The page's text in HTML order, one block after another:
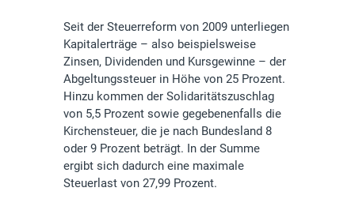
Seit der Steuerreform von 2009 unterliegen
Kapitalerträge – also beispielsweise
Zinsen, Dividenden und Kursgewinne – der
Abgeltungssteuer in Höhe von 25 Prozent.
Hinzu kommen der Solidaritätszuschlag
von 5,5 Prozent sowie gegebenenfalls die
Kirchensteuer, die je nach Bundesland 8
oder 9 Prozent beträgt. In der Summe
ergibt sich dadurch eine maximale
Steuerlast von 27,99 Prozent.